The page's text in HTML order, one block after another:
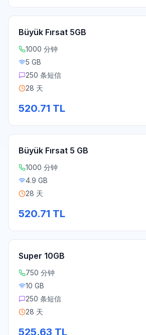
Büyük Fırsat 5GB
1000 分钟
5 GB
250 条短信
28 天
520.71 TL
Büyük Fırsat 5 GB
1000 分钟
4.9 GB
28 天
520.71 TL
Super 10GB
750 分钟
10 GB
250 条短信
28 天
525.63 TL